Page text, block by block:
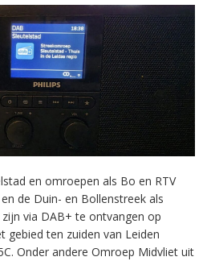
en omroepen als Bo en RTV
de Duin- en Bollenstreek als
via DAB+ te ontvangen op
gebied ten zuiden van Leiden
Onder andere Omroep Midvliet uit